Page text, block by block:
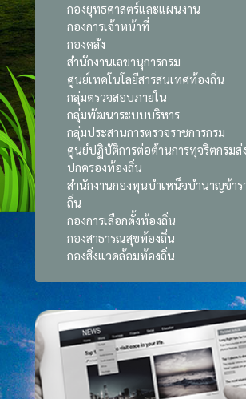
กองยุทธศาสตร์และแผนงาน
กองการเจ้าหน้าที่
กองคลัง
สำนักงานเลขานุการกรม
ศูนย์เทคโนโลยีสารสนเทศท้องถิ่น
กลุ่มตรวจสอบภายใน
กลุ่มพัฒนาระบบบริหาร
กลุ่มประสานการตรวจราชการกรม
ศูนย์ปฏิบัติการต่อต้านการทุจริตกรมส่
ปกครองท้องถิ่น
สำนักงานกองทุนบำเหน็จบำนาญข้าร
ถิ่น
กองการเลือกตั้งท้องถิ่น
กองสาธารณสุขท้องถิ่น
กองสิ่งแวดล้อมท้องถิ่น